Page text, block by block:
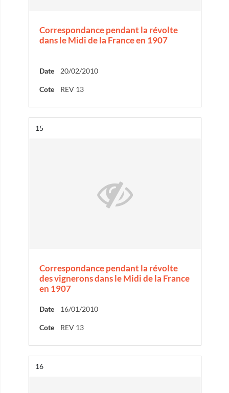
Correspondance pendant la révolte
dans le Midi de la France en 1907
Date 20/02/2010
Cote REV 13
Résultat n°
15
Correspondance pendant la révolte
des vignerons dans le Midi de la France
en 1907
Date 16/01/2010
Cote REV 13
Résultat n°
16